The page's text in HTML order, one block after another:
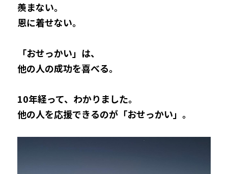
羨まない。
恩に着せない。
「おせっかい」は、
他の人の成功を喜べる。
10年経って、わかりました。
他の人を応援できるのが「おせっかい」。